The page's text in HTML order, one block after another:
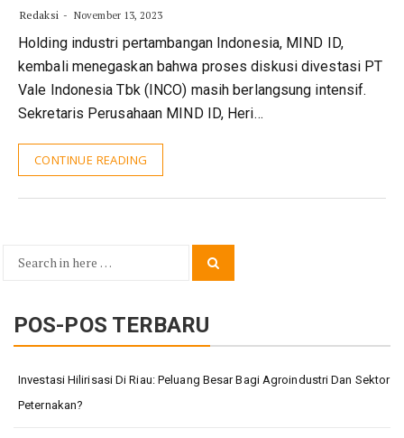
Redaksi November 13, 2023
Holding industri pertambangan Indonesia, MIND ID,
kembali menegaskan bahwa proses diskusi divestasi PT
Vale Indonesia Tbk (INCO) masih berlangsung intensif.
Sekretaris Perusahaan MIND ID, Heri…
CONTINUE READING
Search
POS-POS TERBARU
Investasi Hilirisasi Di Riau: Peluang Besar Bagi Agroindustri Dan Sektor
Peternakan?